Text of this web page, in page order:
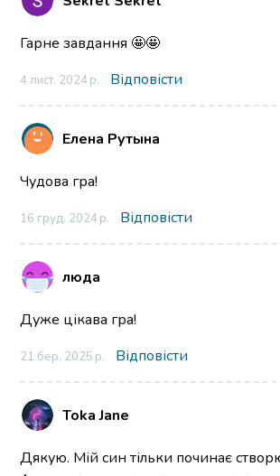
Гарне завдання 🤩🤩
4 лист. 2024 р. Відповісти
Елена Рутына
Чудова гра!
16 груд. 2024 р. Відповісти
люда
Дуже цікава гра!
21 бер. 2025 р. Відповісти
Toka Jane
Дякую. Мій син тільки починає